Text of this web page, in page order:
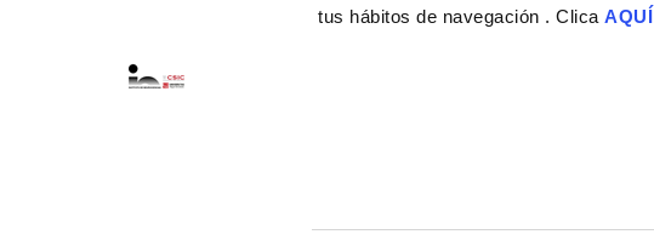
tus hábitos de navegación . ClicaAQUÍ